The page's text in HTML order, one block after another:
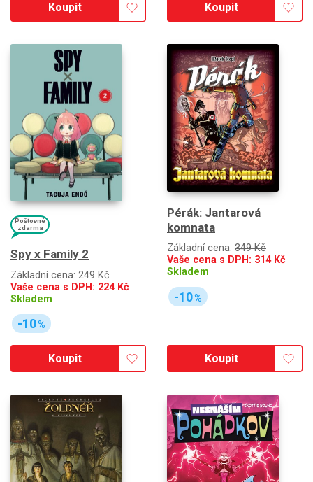
Koupit Koupit
Poštovné
zdarma
Spy x Family 2
Základní cena: 249 Kč
Vaše cena s DPH: 224Kč
Skladem
-10%
Koupit
Pérák: Jantarová
komnata
Základní cena: 349 Kč
Vaše cena s DPH: 314Kč
Skladem
-10%
Koupit